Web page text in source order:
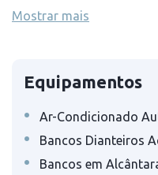
Mostrar mais
Equipamentos
• Ar-Condicionado
• Bancos Dianteiros
• Bancos em